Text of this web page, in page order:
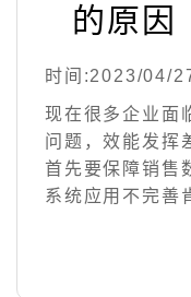
的原因
时间:2023/04/
现在很多企业面
问题，效能发挥
首先要保障销售
系统应用不完善